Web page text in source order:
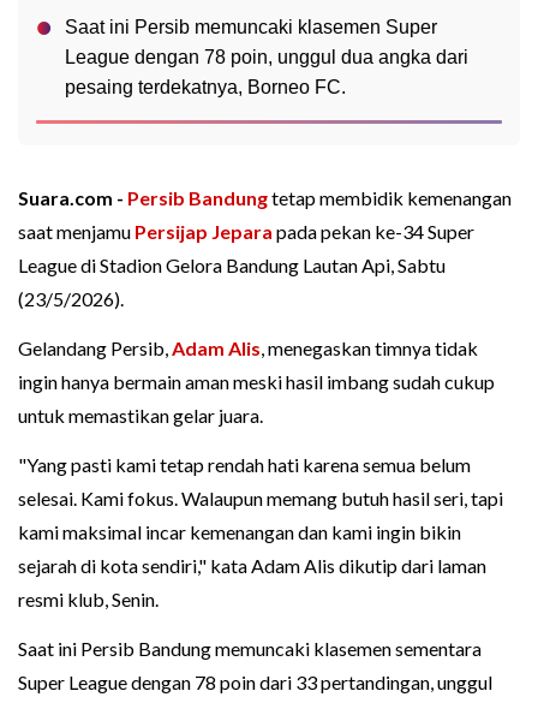
Saat ini Persib memuncaki klasemen Super
League dengan 78 poin, unggul dua angka dari
pesaing terdekatnya, Borneo FC.
Suara.com - Persib Bandungtetap membidik kemenangan
saat menjamu Persijap Jepara pada pekan ke-34 Super
League di Stadion Gelora Bandung Lautan Api, Sabtu
(23/5/2026).
Gelandang Persib,Adam Alis, menegaskan timnya tidak
ingin hanya bermain aman meski hasil imbang sudah cukup
untuk memastikan gelar juara.
"Yang pasti kami tetap rendah hati karena semua belum
selesai. Kami fokus. Walaupun memang butuh hasil seri, tapi
kami maksimal incar kemenangan dan kami ingin bikin
sejarah di kota sendiri," kata Adam Alis dikutip dari laman
resmi klub, Senin.
Saat ini Persib Bandung memuncaki klasemen sementara
Super League dengan 78 poin dari 33 pertandingan, unggul